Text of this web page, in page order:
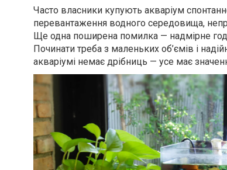
Часто власники купують акваріум
перевантаження водного середовища,
Ще одна поширена помилка — надмірне
Починати треба з маленьких об’ємів і
акваріумі немає дрібниць — усе має